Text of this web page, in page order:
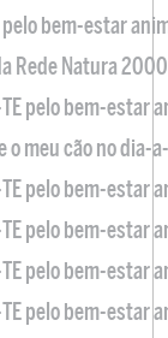
bem-estar
Rede Natura 2000
pelo bem-estar
o meu cão no dia-
pelo bem-estar
pelo bem-estar
pelo bem-estar
pelo bem-estar